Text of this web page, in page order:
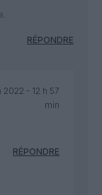
RÉPONDRE
2022 - 12 h 57
min
RÉPONDRE